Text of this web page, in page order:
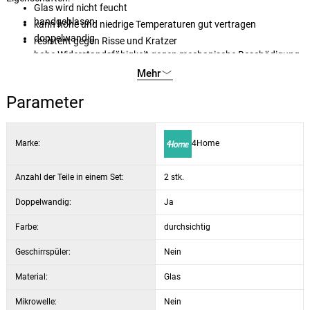
Glas wird nicht feucht
kann hohe und niedrige Temperaturen gut vertragen
resistent gegen Risse und Kratzer
handgeblasen
doppelwandig
hohe Widerstandsfähigkeit gegen mechanische Beschädigung
hohe Wärmedämmfähigkeit
Mehr
Parameter
Marke: 4Home
Anzahl der Teile in einem Set: 2 stk.
Doppelwandig: Ja
Farbe: durchsichtig
Geschirrspüler: Nein
Material: Glas
Mikrowelle: Nein